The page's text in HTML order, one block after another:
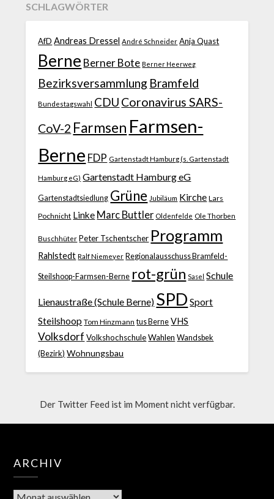
SCHLAGWÖRTER
AfD Andreas Dressel André Schneider Anja Quast
Berne Berner Bote Berner Heerweg
Bezirksversammlung Bramfeld
Bundestagswahl CDU Coronavirus SARS-
CoV-2 Farmsen Farmsen-
Berne FDP Gartenstadt Hamburg (s. Gartenstadt
Hamburg eG) Gartenstadt Hamburg eG
Gartenstadtsiedlung Grüne Jubiläum Kirche Lars
Pochnicht Linke Marc Buttler Oldenfelde Ole Thorben
Buschhüter Peter Tschentscher Programm
Rahlstedt Ralf Niemeyer Regionalausschuss Bramfeld-
Steilshoop-Farmsen-Berne rot-grün Sasel Schule
Lienaustraße (Schule Berne) SPD Sport
Steilshoop Tom Hinzmann tus Berne VHS
Volksdorf Volkshochschule Wahlen Wandsbek
(Bezirk) Wohnungsbau
Der Twitter Feed ist im Moment nicht verfügbar.
ARCHIV